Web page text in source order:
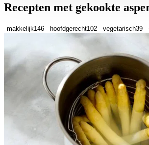
Recepten met gekookte
makkelijk146 hoofdgerecht102 vegetarisch39